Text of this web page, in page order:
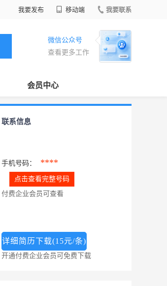
我要发布 移动端 我要联系
微信公众号
查看更多工作
会员中心
联系信息
手机号码： ****
点击查看完整号码
付费企业会员可查看
详细简历下载(15元/条)
开通付费企业会员可免费下载